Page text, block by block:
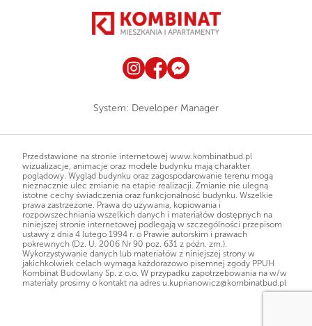
System: Developer Manager
Przedstawione na stronie internetowej www.kombinatbud.pl
wizualizacje, animacje oraz modele budynku mają charakter
poglądowy. Wygląd budynku oraz zagospodarowanie terenu mogą
nieznacznie ulec zmianie na etapie realizacji. Zmianie nie ulegną
istotne cechy świadczenia oraz funkcjonalność budynku. Wszelkie
prawa zastrzeżone. Prawa do używania, kopiowania i
rozpowszechniania wszelkich danych i materiałów dostępnych na
niniejszej stronie internetowej podlegają w szczególności przepisom
ustawy z dnia 4 lutego 1994 r. o Prawie autorskim i prawach
pokrewnych (Dz. U. 2006 Nr 90 poz. 631 z późn. zm.).
Wykorzystywanie danych lub materiałów z niniejszej strony w
jakichkolwiek celach wymaga każdorazowo pisemnej zgody PPUH
Kombinat Budowlany Sp. z o.o. W przypadku zapotrzebowania na w/w
materiały prosimy o kontakt na adres u.kuprianowicz@kombinatbud.pl